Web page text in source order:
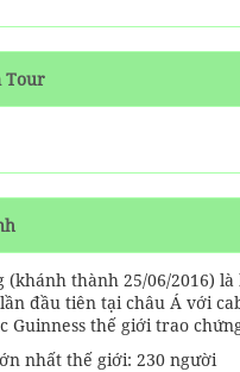
Tour
(khánh thành 25/06/2016)
đầu tiên tại châu Á với
Guinness thế giới trao
nhất thế giới: 230 người